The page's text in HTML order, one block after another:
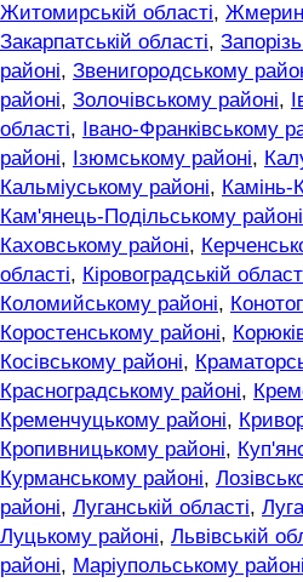
Житомирській області,
Закарпатській області,
районі, Звенигородському
районі, Золочівському районі,
області, Івано-Франківському
районі, Ізюмському районі,
Кальміуському районі, Камінь-
Кам'янець-Подільському районі
Каховському районі,
області, Кіровоградській
Коломийському районі,
Коростенському районі,
Косівському районі,
Красноградському районі,
Кременчуцькому районі,
Кропивницькому районі,
Курманському районі,
районі, Луганській області,
Луцькому районі, Львівській
районі, Маріупольському районі